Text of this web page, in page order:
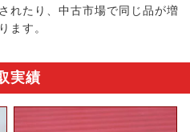
れたり、中古市場で同じ品が増
ます。
実績